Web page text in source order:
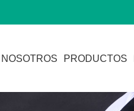
PRODUCTOS